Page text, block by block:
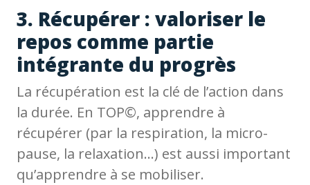
3. Récupérer : valoriser le
repos comme partie
intégrante du progrès
La récupération est la clé de l’action dans
la durée. En TOP©, apprendre à
récupérer (par la respiration, la micro-
pause, la relaxation…) est aussi important
qu’apprendre à se mobiliser.